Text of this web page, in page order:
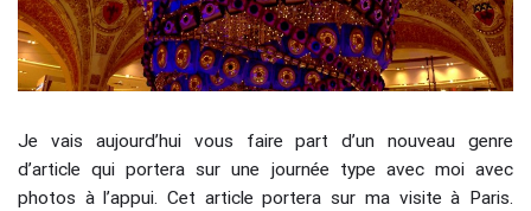
Je vais aujourd’hui vous faire part d’un nouveau genre
d’article qui portera sur une journée type avec moi avec
photos à l’appui. Cet article portera sur ma visite à Paris.